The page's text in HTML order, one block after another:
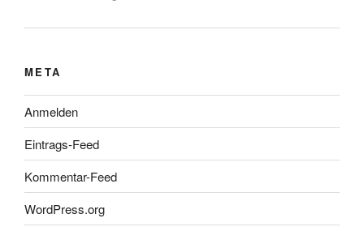
META
Anmelden
Eintrags-Feed
Kommentar-Feed
WordPress.org